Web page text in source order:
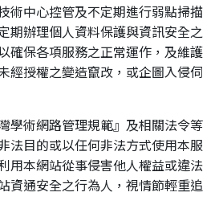
術中心控管及不定期進行弱點掃描
期辦理個人資料保護與資訊安全之
確保各項服務之正常運作，及維護
經授權之變造竄改，或企圖入侵伺
學術網路管理規範』及相關法令等
法目的或以任何非法方式使用本服
用本網站從事侵害他人權益或違法
資通安全之行為人，視情節輕重追